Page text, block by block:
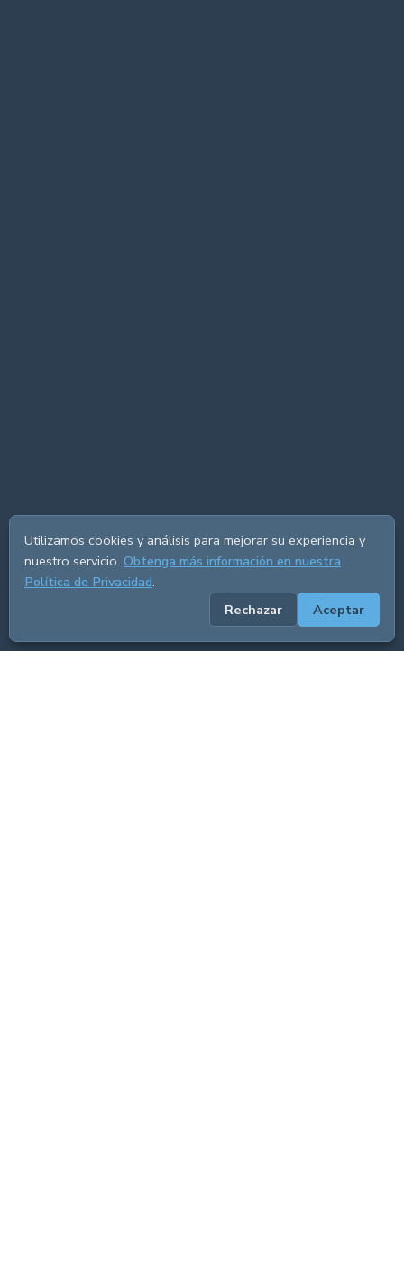
Utilizamos cookies y análisis para mejorar su experiencia y
nuestro servicio. Obtenga más información en nuestra
Política de Privacidad.
Rechazar
Aceptar